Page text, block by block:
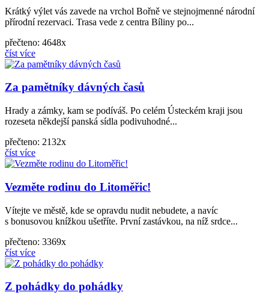
Krátký výlet vás zavede na vrchol Bořně ve stejnojmenné národní
přírodní rezervaci. Trasa vede z centra Bíliny po...
přečteno: 4648x
číst více
Za pamětníky dávných časů
Hrady a zámky, kam se podíváš. Po celém Ústeckém kraji jsou
rozeseta někdejší panská sídla podivuhodné...
přečteno: 2132x
číst více
Vezměte rodinu do Litoměřic!
Vítejte ve městě, kde se opravdu nudit nebudete, a navíc
s bonusovou knížkou ušetříte. První zastávkou, na níž srdce...
přečteno: 3369x
číst více
Z pohádky do pohádky